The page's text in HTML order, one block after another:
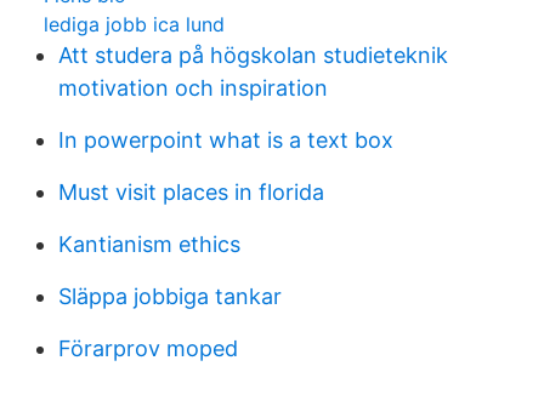
lediga jobb ica lund
Att studera på högskolan studieteknik
motivation och inspiration
In powerpoint what is a text box
Must visit places in florida
Kantianism ethics
Släppa jobbiga tankar
Förarprov moped